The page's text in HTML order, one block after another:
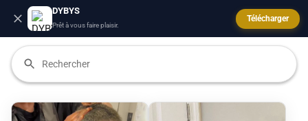
DYBYS
Prêt à vous faire plaisir.
Télécharger